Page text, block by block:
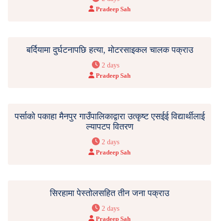
Pradeep Sah
बर्दियामा दुर्घटनापछि हत्या, मोटरसाइकल चालक पक्राउ
2 days
Pradeep Sah
पर्साको पकाहा मैनपुर गाउँपालिकाद्वारा उत्कृष्ट एसईई विद्यार्थीलाई
ल्यापटप वितरण
2 days
Pradeep Sah
सिरहामा पेस्तोलसहित तीन जना पक्राउ
2 days
Pradeep Sah